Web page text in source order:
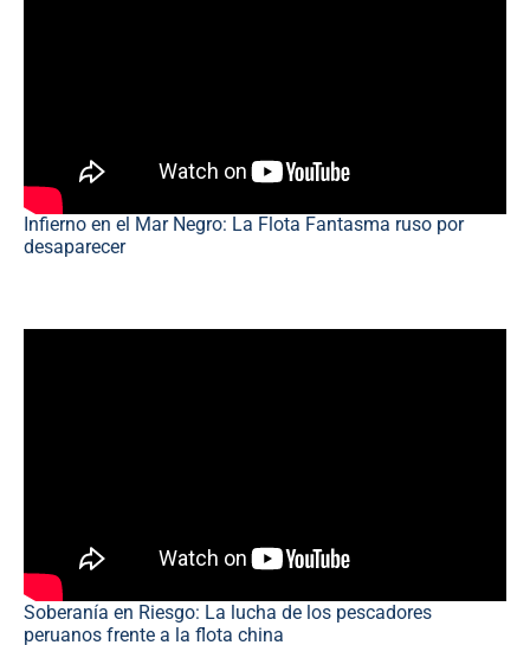
Infierno en el Mar Negro: La Flota Fantasma ruso por
desaparecer
Soberanía en Riesgo: La lucha de los pescadores
peruanos frente a la flota china